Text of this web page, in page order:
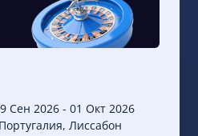
Сен 2026 - 01 Окт 2026
Португалия, Лиссабон